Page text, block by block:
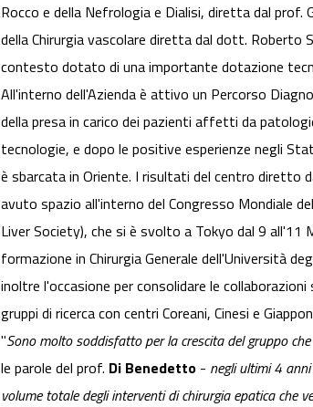
Rocco e della Nefrologia e Dialisi, diretta dal prof.
della Chirurgia vascolare diretta dal dott. Roberto
contesto dotato di una importante dotazione
All'interno dell'Azienda è attivo un Percorso
della presa in carico dei pazienti affetti da
tecnologie, e dopo le positive esperienze negli
è sbarcata in Oriente. I risultati del centro diretto
avuto spazio all'interno del Congresso Mondiale
Liver Society), che si è svolto a Tokyo dal 9
formazione in Chirurgia Generale dell'Università
inoltre l'occasione per consolidare le
gruppi di ricerca con centri Coreani, Cinesi e
"Sono molto soddisfatto per la crescita del gruppo
le parole del prof. Di Benedetto - negli ultimi 4
volume totale degli interventi di chirurgia epatica che